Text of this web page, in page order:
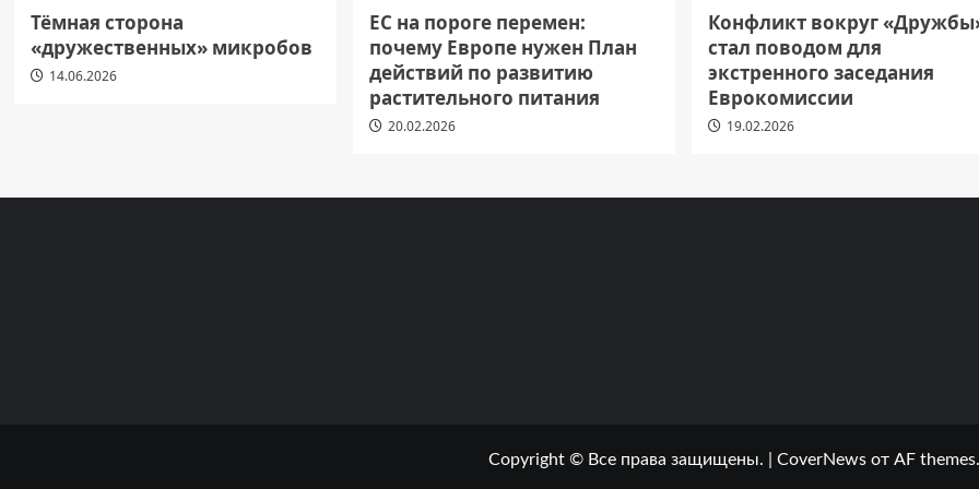
Тёмная сторона
«дружественных» микробов
14.06.2026
ЕС на пороге перемен:
почему Европе нужен План
действий по развитию
растительного питания
20.02.2026
Конфликт вокруг
стал поводом для
экстренного заседания
Еврокомиссии
19.02.2026
Copyright © Все права защищены. CoverNews от AF themes.